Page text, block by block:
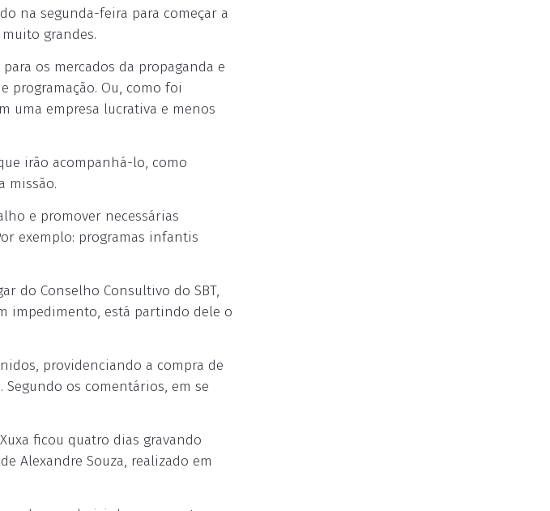
na segunda-feira para começar a
grandes.
os mercados da propaganda e
programação. Ou, como foi
uma empresa lucrativa e menos
irão acompanhá-lo, como
missão.
e promover necessárias
exemplo: programas infantis
do Conselho Consultivo do SBT,
impedimento, está partindo dele o
providenciando a compra de
os comentários, em se
ficou quatro dias gravando
Alexandre Souza, realizado em